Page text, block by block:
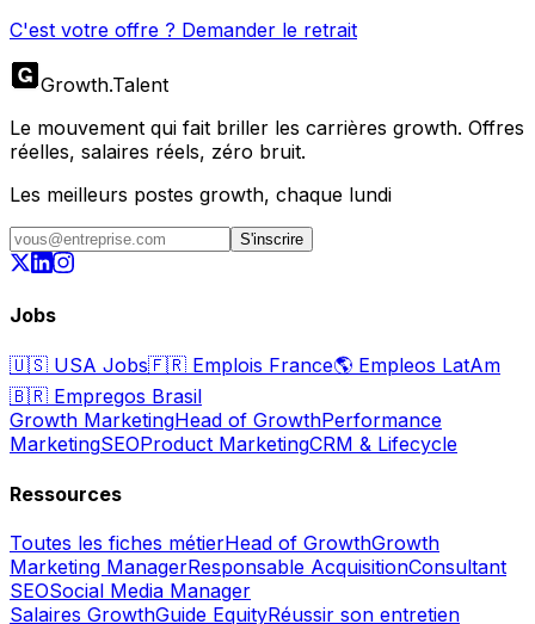
C'est votre offre ? Demander le retrait
Growth.Talent
Le mouvement qui fait briller les carrières growth. Offres
réelles, salaires réels, zéro bruit.
Les meilleurs postes growth, chaque lundi
S'inscrire
Jobs
🇺🇸 USA Jobs🇫🇷 Emplois France🌎 Empleos LatAm
🇧🇷 Empregos Brasil
Growth MarketingHead of GrowthPerformance
MarketingSEOProduct MarketingCRM & Lifecycle
Ressources
Toutes les fiches métierHead of GrowthGrowth
Marketing ManagerResponsable AcquisitionConsultant
SEOSocial Media Manager
Salaires GrowthGuide EquityRéussir son entretien